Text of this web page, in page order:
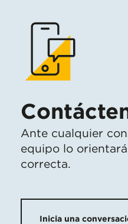
Ante cualquier
equipo lo
correcta.
Inicia una